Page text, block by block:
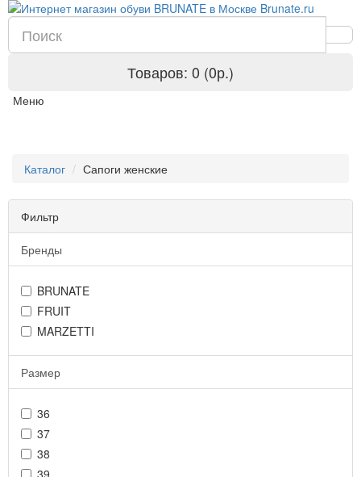
Товаров: 0 (0р.)
Меню
Каталог Сапоги женские
Фильтр
Бренды
BRUNATE
FRUIT
MARZETTI
Размер
36
37
38
39